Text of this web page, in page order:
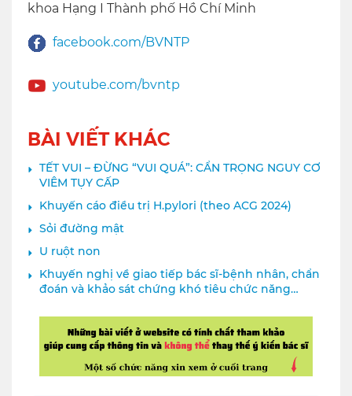
khoa Hạng I Thành phố Hồ Chí Minh
facebook.com/BVNTP
youtube.com/bvntp
BÀI VIẾT KHÁC
TẾT VUI – ĐỪNG “VUI QUÁ”: CẨN TRỌNG NGUY CƠ
VIÊM TỤY CẤP
Khuyến cáo điều trị H.pylori (theo ACG 2024)
Sỏi đường mật
U ruột non
Khuyến nghị về giao tiếp bác sĩ-bệnh nhân, chẩn
đoán và khảo sát chứng khó tiêu chức năng